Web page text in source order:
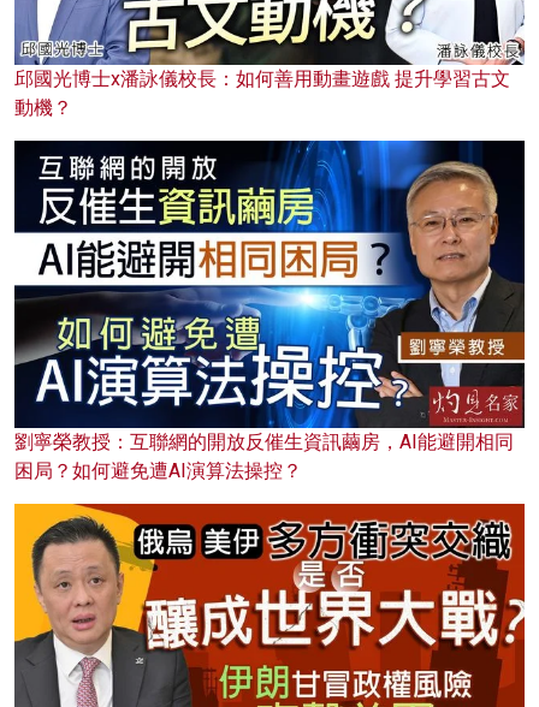
邱國光博士x潘詠儀校長：如何善用動畫遊戲 提升學習古文
動機？
劉寧榮教授：互聯網的開放反催生資訊繭房，AI能避開相同
困局？如何避免遭AI演算法操控？